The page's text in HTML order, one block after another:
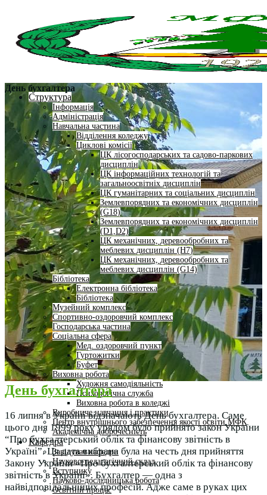
Структура
Інформація
Адміністрація
Навчальна частина
Відділення коледжу
Циклові комісії
ЦК лісогосподарських та садово-паркових
дисциплін
ЦК інформаційних технологій та
загальноосвітніх дисциплін
ЦК гуманітарних та соціальних дисциплін
Землевпорядних та економічних дисциплін
(G18)
Землевпорядних та економічних дисциплін
(D1,D2)
ЦК механічних, деревообробних та
меблевих дисциплін (H7)
ЦК механічних, деревообробних та
меблевих дисциплін (G14)
Бібліотека
Електронна бібліотека
Бібліотека
Музейний комплекс
Спортивно-оздоровчий комплекс
Господарська частина
Соціальна сфера
Мед. оздоровчий пункт
Гуртожитки
Буфет
Виховна робота
Художня самодіяльність
Психологічна служба
Виховна робота в коледжі
Виробниче навчання і практики
Центр внутрішнього забезпечення якості освіти МФК
Академічна доброчесність
Кафедра
Завідувач кафедри
Науково-педагогічний склад
Вступнику
Науково-дослідницька робота
Освітній процес
День бухгалтера
День бухгалтера
16 липня в Україні відзначають День бухгалтера. Саме
цього дня 1999 року урядом було прийнято закон України
“Про бухгалтерський облік та фінансову звітність в
Україні”. Ця дата вибрана була на честь дня прийняття
Закону України «Про бухгалтерський облік та фінансову
звітність в Україні». Бухгалтер — одна з
найвідповідальніших професій. Адже саме в руках цих